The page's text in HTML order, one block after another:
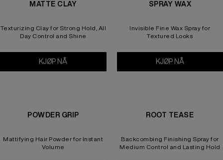
MATTE CLAY
Texturizing Clay for Strong Hold, All
Day Control and Shine
KJØP NÅ
SPRAY WAX
Invisible Fine Wax Spray for
Textured Looks
KJØP NÅSpray Wax
POWDER GRIP
Mattifying Hair Powder for Instant
Volume
ROOT TEASE
Backcombing Finishing Spray for
Medium Control and Lasting Hold